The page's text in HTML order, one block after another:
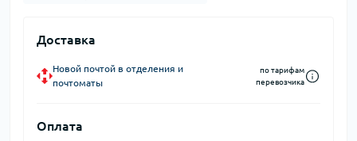
Доставка
Новой почтой в отделения и
почтоматы
по тарифам
перевозчика
Оплата